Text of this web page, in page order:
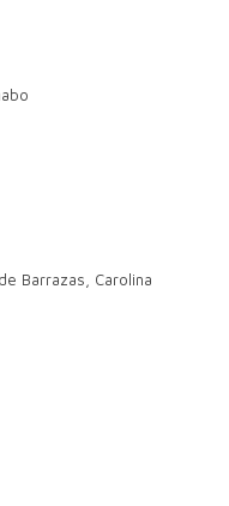
Barrazas, Carolina